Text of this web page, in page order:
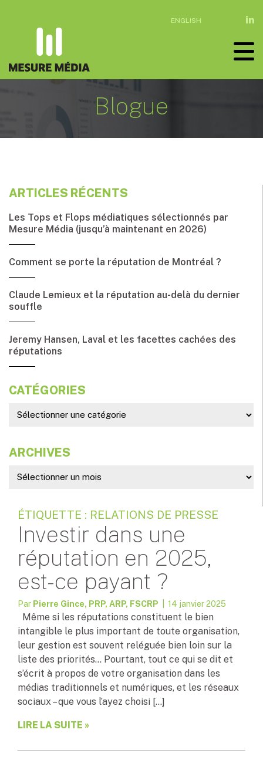
ENGLISH
Blogue
ARTICLES RÉCENTS
Les Tops et Flops médiatiques sélectionnés par
Mesure Média (jusqu’à maintenant en 2026)
Comment se porte la réputation de Montréal ?
Claude Lemieux et la réputation au-delà du dernier
souffle
Jeremy Hansen, Laval et les facettes cachées des
réputations
CATÉGORIES
ARCHIVES
ÉTIQUETTE : RELATIONS DE PRESSE
Investir dans une
réputation en 2025,
est-ce payant ?
Par Pierre Gince, PRP, ARP, FSCRP | 14 janvier 2025
Même si les réputations constituent le bien
intangible le plus important de toute organisation,
leur gestion est souvent reléguée bien loin sur la
liste des priorités… Pourtant, tout ce qui se dit et
s’écrit à propos de votre organisation dans les
médias traditionnels et numériques, et les réseaux
sociaux – que vous l’ayez choisi […]
LIRE LA SUITE »